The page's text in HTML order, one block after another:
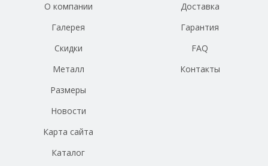
О компании
Галерея
Скидки
Металл
Размеры
Новости
Доставка
Гарантия
FAQ
Контакты
Карта сайта
Каталог